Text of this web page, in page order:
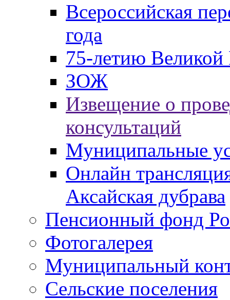
Всероссийская
года
75-летию
ЗОЖ
Извещение о
консультаций
Муниципальные
Онлайн
Аксайская дубрава
Пенсионный фонд
Фотогалерея
Муниципальный
Сельские поселения